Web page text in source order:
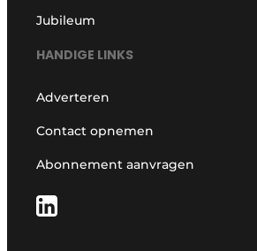
Jubileum
HANDIGE LINKS
Adverteren
Contact opnemen
Abonnement aanvragen